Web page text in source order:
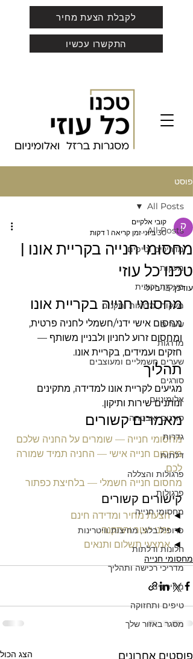
לקבלת הצעת מחיר
התקשרו עכשיו
פוסט
All Posts
מדריכים וטיפים
מעקות
מעקות זכוכית
מעקות, מדרגות ותקנים
שערים
מדרגות
שערים חשמליים ומעוצבים
סורגים
אלומיניום
סורגים ואבטחה
גדרות
דלתות
פרגולות והצללה
פרגולות
מחסומי חנייה
פרופיל בלגי, מחיצות וויטרינות
חלונות ודלתות
מדריכי רכישה ותהליך
מחירונים
טיפים ותחזוקה
מסגר באזור שלך
All Posts
מחסומי חנייה בקריית אונו |
טכנו כל עוזי
קובי אלקיים
30 ביוני
זמן קריאה 1 דקות
עודכן:13 ביולי
מחסומי חנייה בקריית אונו
מחסום אישי ידני/חשמלי לחניה פרטית,
ומחסום זרוע לחניון ולבניין משותף —
חזקים ועמידים, בקריית אונו.
תהליך
מגיעים לקריית אונו למדידה, מתקינים
ונותנים שירות ותיקון.
מאמרים קשורים
מחסומי חנייה — שומרים על החניה שלכם
מחסום חנייה אישי — החניה תמיד שמורה
לכם
מחסום חנייה חשמלי — בלחיצת כפתור
קישורים קשורים
◄ הצעת מחיר ומדידה חינם
◄ זמני ייצור והתקנה
◄ אמצעי תשלום ותנאים
מחסומי חנייה
פוסטים אחרונים הצג הכול